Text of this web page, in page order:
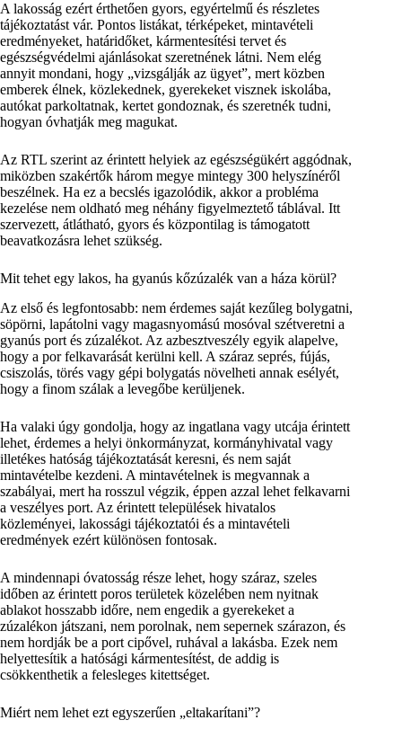
A lakosság ezért érthetően gyors, egyértelmű és részletes
tájékoztatást vár. Pontos listákat, térképeket, mintavételi
eredményeket, határidőket, kármentesítési tervet és
egészségvédelmi ajánlásokat szeretnének látni. Nem elég
annyit mondani, hogy „vizsgálják az ügyet”, mert közben
emberek élnek, közlekednek, gyerekeket visznek iskolába,
autókat parkoltatnak, kertet gondoznak, és szeretnék tudni,
hogyan óvhatják meg magukat.
Az RTL szerint az érintett helyiek az egészségükért aggódnak,
miközben szakértők három megye mintegy 300 helyszínéről
beszélnek. Ha ez a becslés igazolódik, akkor a probléma
kezelése nem oldható meg néhány figyelmeztető táblával. Itt
szervezett, átlátható, gyors és központilag is támogatott
beavatkozásra lehet szükség.
Mit tehet egy lakos, ha gyanús kőzúzalék van a háza körül?
Az első és legfontosabb: nem érdemes saját kezűleg bolygatni,
söpörni, lapátolni vagy magasnyomású mosóval szétveretni a
gyanús port és zúzalékot. Az azbesztveszély egyik alapelve,
hogy a por felkavarását kerülni kell. A száraz seprés, fújás,
csiszolás, törés vagy gépi bolygatás növelheti annak esélyét,
hogy a finom szálak a levegőbe kerüljenek.
Ha valaki úgy gondolja, hogy az ingatlana vagy utcája érintett
lehet, érdemes a helyi önkormányzat, kormányhivatal vagy
illetékes hatóság tájékoztatását keresni, és nem saját
mintavételbe kezdeni. A mintavételnek is megvannak a
szabályai, mert ha rosszul végzik, éppen azzal lehet felkavarni
a veszélyes port. Az érintett települések hivatalos
közleményei, lakossági tájékoztatói és a mintavételi
eredmények ezért különösen fontosak.
A mindennapi óvatosság része lehet, hogy száraz, szeles
időben az érintett poros területek közelében nem nyitnak
ablakot hosszabb időre, nem engedik a gyerekeket a
zúzalékon játszani, nem porolnak, nem sepernek szárazon, és
nem hordják be a port cipővel, ruhával a lakásba. Ezek nem
helyettesítik a hatósági kármentesítést, de addig is
csökkenthetik a felesleges kitettséget.
Miért nem lehet ezt egyszerűen „eltakarítani”?